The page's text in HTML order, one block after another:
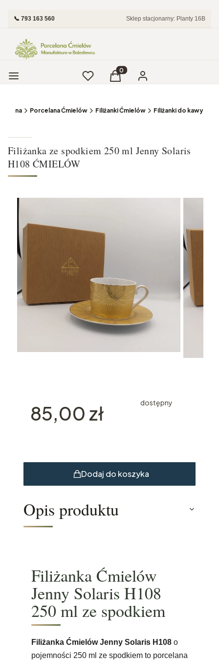
📞 793 163 560 Sklep stacjonarny: Planty 16B
Menu UlubioneProdukty w koszyku: 0.
Koszyk Zaloguj się
Porcelana Ćmielów Filiżanki Ćmielów Filiżanki do kawy
Filiżanka ze spodkiem 250 ml Jenny Solaris
H108 ĆMIELÓW
Cena
85,00 zł dostępny
Dodaj do koszyka
Opis produktu
Filiżanka Ćmielów
Jenny Solaris H108
250 ml ze spodkiem
Filiżanka Ćmielów Jenny Solaris H108 o
pojemności 250 ml ze spodkiem to porcelana